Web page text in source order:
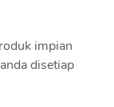
impian
disetiap